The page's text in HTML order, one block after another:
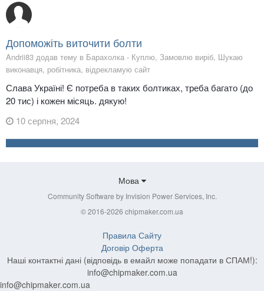
Допоможіть виточити болти
Andrii83 додав тему в Барахолка - Куплю, Замовлю виріб, Шукаю
виконавця, робітника, відрекламую сайт
Слава Україні! Є потреба в таких болтиках, треба багато (до
20 тис) і кожен місяць. дякую!
10 серпня, 2024
Мова
Community Software by Invision Power Services, Inc.
© 2016-2026 chipmaker.com.ua
Правила Сайту
Договір Оферта
Наші контактні дані (відповідь в емайл може попадати в СПАМ!):
info@chipmaker.com.ua
info@chipmaker.com.ua